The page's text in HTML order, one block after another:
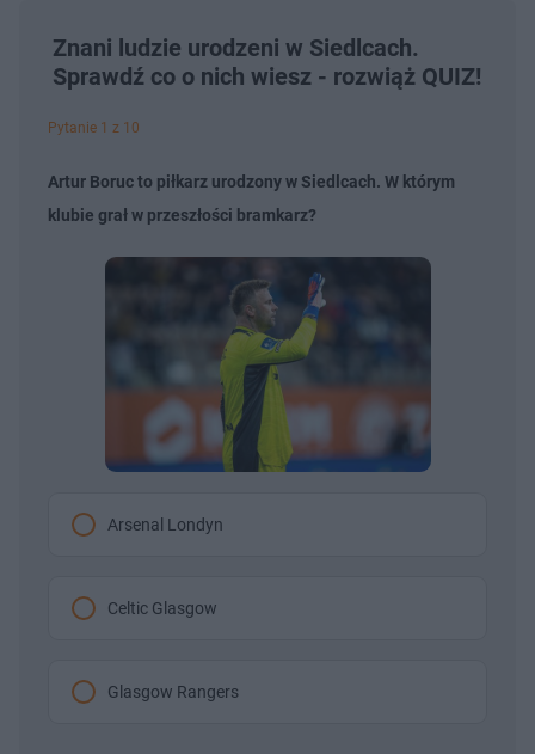
Znani ludzie urodzeni w Siedlcach.
Sprawdź co o nich wiesz - rozwiąż QUIZ!
Pytanie 1 z 10
Artur Boruc to piłkarz urodzony w Siedlcach. W którym
klubie grał w przeszłości bramkarz?
Arsenal Londyn
Celtic Glasgow
Glasgow Rangers